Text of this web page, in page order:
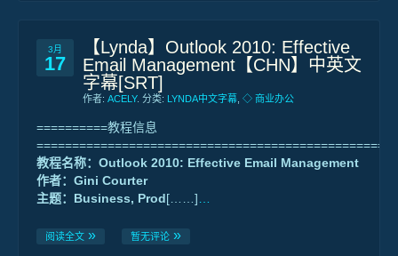
3月
17
【Lynda】Outlook 2010: Effective
Email Management【CHN】中英文
字幕[SRT]
作者: ACELY. 分类: LYNDA中文字幕 ◇ 商业办公
==========教程信息
教程名称：Outlook 2010: Effective Email Management
作者：Gini Courter
主题：Business, Prod[……]
阅读全文 暂无评论